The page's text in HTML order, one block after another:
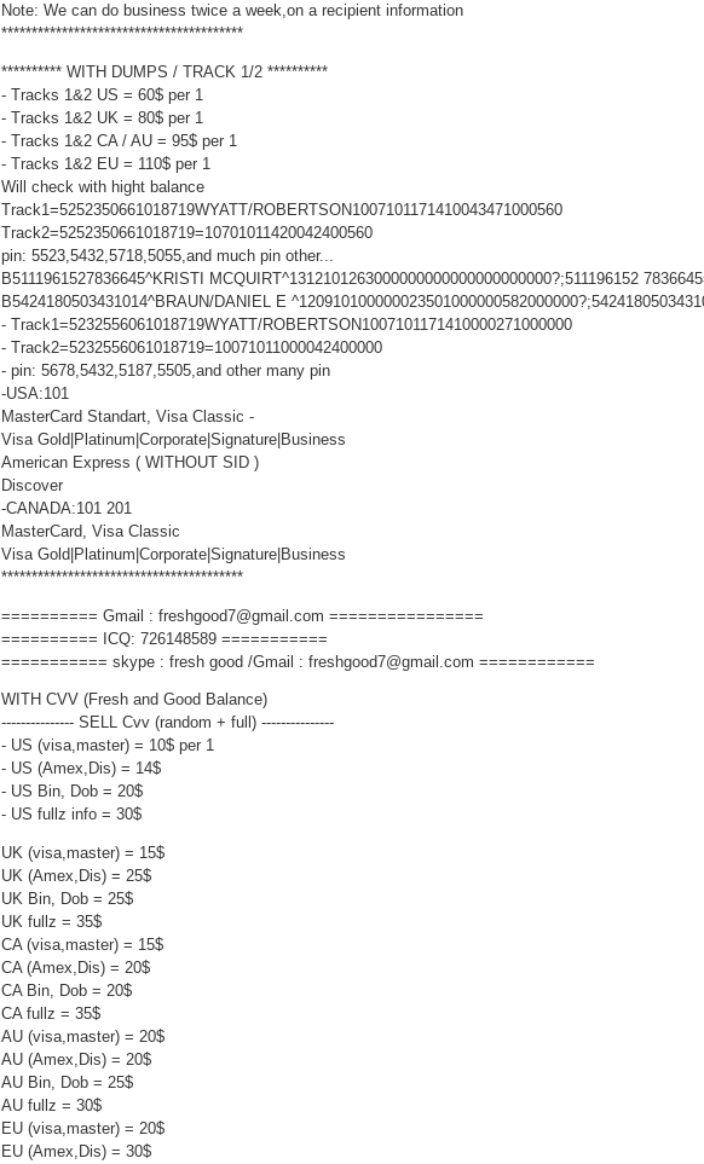
Note: We can do business twice a week,on a recipient information
****************************************
********** WITH DUMPS / TRACK 1/2 **********
- Tracks 1&2 US = 60$ per 1
- Tracks 1&2 UK = 80$ per 1
- Tracks 1&2 CA / AU = 95$ per 1
- Tracks 1&2 EU = 110$ per 1
Will check with hight balance
Track1=5252350661018719WYATT/ROBERTSON1007101171410043471000560
Track2=5252350661018719=10701011420042400560
pin: 5523,5432,5718,5055,and much pin other...
B5111961527836645^KRISTI MCQUIRT^1312101263000000000000000000000?;511196152
B5424180503431014^BRAUN/DANIEL E
- Track1=5232556061018719WYATT/ROBERTSON1007101171410000271000000
- Track2=5232556061018719=10071011000042400000
- pin: 5678,5432,5187,5505,and other many pin
-USA:101
MasterCard Standart, Visa Classic -
Visa Gold|Platinum|Corporate|Signature|Business
American Express ( WITHOUT SID )
Discover
-CANADA:101 201
MasterCard, Visa Classic
Visa Gold|Platinum|Corporate|Signature|Business
****************************************
========== Gmail : freshgood7@gmail.com ================
========== ICQ: 726148589 ===========
=========== skype : fresh good /Gmail : freshgood7@gmail.com ============
WITH CVV (Fresh and Good Balance)
--------------- SELL Cvv (random + full) ---------------
- US (visa,master) = 10$ per 1
- US (Amex,Dis) = 14$
- US Bin, Dob = 20$
- US fullz info = 30$
UK (visa,master) = 15$
UK (Amex,Dis) = 25$
UK Bin, Dob = 25$
UK fullz = 35$
CA (visa,master) = 15$
CA (Amex,Dis) = 20$
CA Bin, Dob = 20$
CA fullz = 35$
AU (visa,master) = 20$
AU (Amex,Dis) = 20$
AU Bin, Dob = 25$
AU fullz = 30$
EU (visa,master) = 20$
EU (Amex,Dis) = 30$